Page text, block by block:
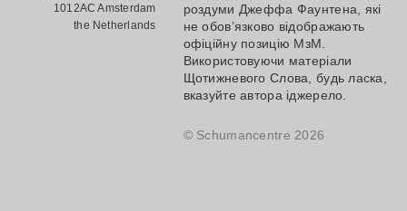
1012AC Amsterdam
the Netherlands
роздуми Джеффа Фаунтена, які
не обов’язково відображають
офіційну позицію МзМ.
Використовуючи матеріали
Щотижневого Слова, будь ласка,
вказуйте автора іджерело.
© Schumancentre 2026